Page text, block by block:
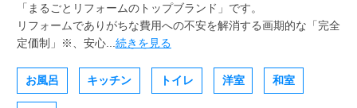
「まるごとリフォームのトップブランド」です。
リフォームでありがちな費用への不安を解消する画期的な「完全
定価制」※、安心... 続きを見る
お風呂 キッチン トイレ 洋室 和室